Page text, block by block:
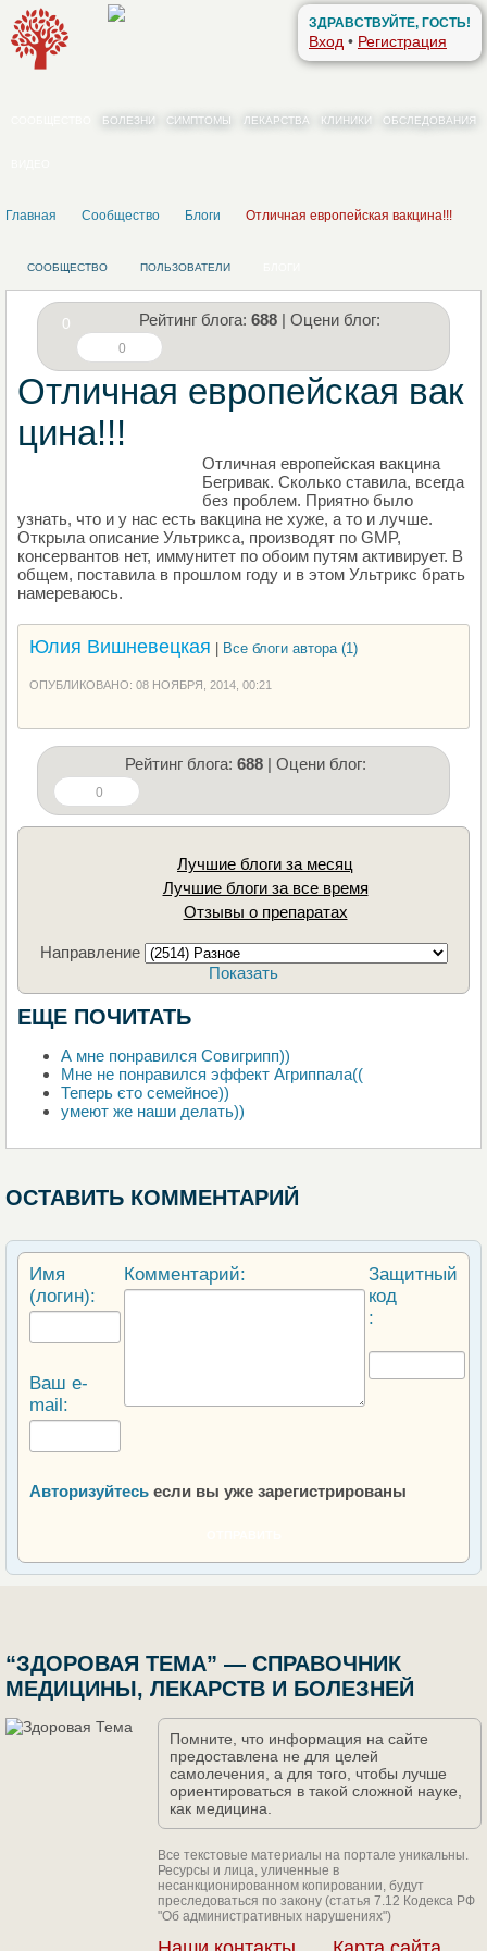
ЗДРАВСТВУЙТЕ, ГОСТЬ!
Вход • Регистрация
БОЛЕЗНИ СИМПТОМЫ ЛЕКАРСТВА КЛИНИКИ ОБСЛЕДОВАНИЯ
Главная Сообщество Блоги Отличная европейская вакцина!!!
СООБЩЕСТВО ПОЛЬЗОВАТЕЛИ
0 Рейтинг блога: 688 | Оцени блог:
0
Отличная европейская вак
цина!!!
Отличная европейская вакцина
Бегривак. Сколько ставила, всегда
без проблем. Приятно было
узнать, что и у нас есть вакцина не хуже, а то и лучше.
Открыла описание Ультрикса, производят по GMP,
консервантов нет, иммунитет по обоим путям активирует. В
общем, поставила в прошлом году и в этом Ультрикс брать
намереваюсь.
Юлия Вишневецкая Все блоги автора (1)
ОПУБЛИКОВАНО: 08 НОЯБРЯ, 2014, 00:21
Рейтинг блога: 688 | Оцени блог:
0
Лучшие блоги за месяц
Лучшие блоги за все время
Отзывы о препаратах
Направление
Показать
ЕЩЕ ПОЧИТАТЬ
А мне понравился Совигрипп))
Мне не понравился эффект Агриппала((
Теперь єто семейное))
умеют же наши делать))
ОСТАВИТЬ КОММЕНТАРИЙ
Имя
(логин):
Ваш e-
mail:
Комментарий:
Защитный
код
:
Авторизуйтесь если вы уже зарегистрированы
“ЗДОРОВАЯ ТЕМА” — СПРАВОЧНИК
МЕДИЦИНЫ, ЛЕКАРСТВ И БОЛЕЗНЕЙ
Помните, что информация на сайте
предоставлена не для целей
самолечения, а для того, чтобы лучше
ориентироваться в такой сложной науке,
как медицина.
Все текстовые материалы на портале уникальны.
Ресурсы и лица, уличенные в
несанкционированном копировании, будут
преследоваться по закону (статья 7.12 Кодекса РФ
"Об административных нарушениях")